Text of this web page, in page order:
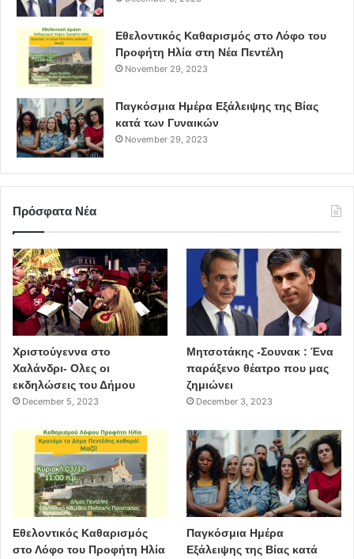
Εθελοντικός Καθαρισμός στο Λόφο του
Προφήτη Ηλία στη Νέα Πεντέλη
November 29, 2023
Παγκόσμια Ημέρα Εξάλειψης της Βίας
κατά των Γυναικών
November 29, 2023
Πρόσφατα Νέα
Χριστούγεννα στο
Χαλάνδρι- Ολες οι
εκδηλώσεις του Δήμου
December 5, 2023
Μητσοτάκης -Σουνακ : Ένα
παράξενο θέατρο που μας
ζημιώνει
December 3, 2023
Εθελοντικός Καθαρισμός
στο Λόφο του Προφήτη Ηλία
Παγκόσμια Ημέρα
Εξάλειψης της Βίας κατά